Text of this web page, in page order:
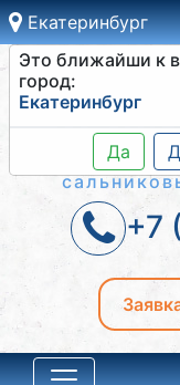
Екатеринбург
Это ближайши к
город:
Екатеринбург
Да
+7